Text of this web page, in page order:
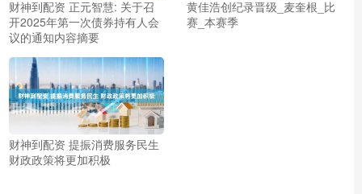
财神到配资 正元智慧: 关于召
开2025年第一次债券持有人会
议的通知内容摘要
黄佳浩创纪录晋级_麦奎根_比
赛_本赛季
财神到配资 提振消费服务民生
财政政策将更加积极